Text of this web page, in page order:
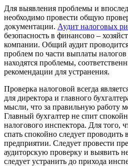
Для выявления проблемы и
необходимо провести общую
документации. Аудит налоговых
безопасность в финансово –
компании. Общий аудит
проблем по части выплаты
находятся проблемы,
рекомендации для устранения.
Проверка налоговой всегда
для директора и главного
мысли, что за правильную работу
Главный бухгалтер не спит
налогового инспектора. Для того,
спать спокойно следует
предприятии. Следует провести
аудиторскую проверку и выявить
следует устранить до прихода